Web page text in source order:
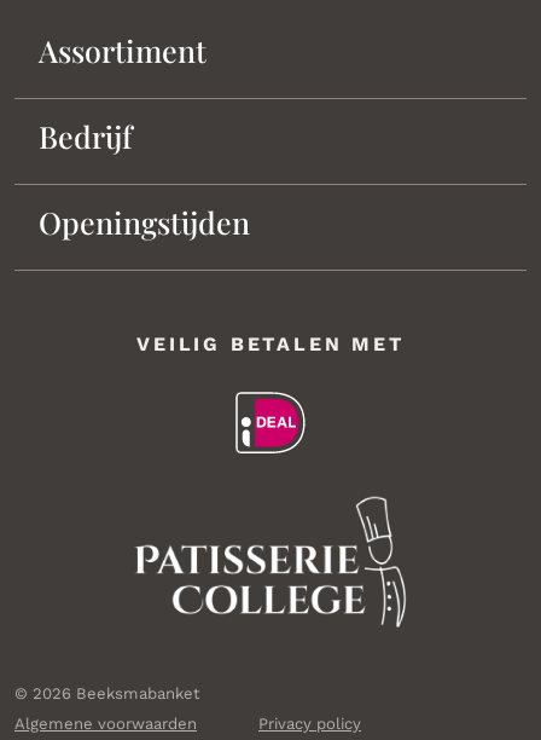
Assortiment
Bedrijf
Openingstijden
VEILIG BETALEN MET
© 2026 Beeksmabanket
Algemene voorwaarden
Privacy policy